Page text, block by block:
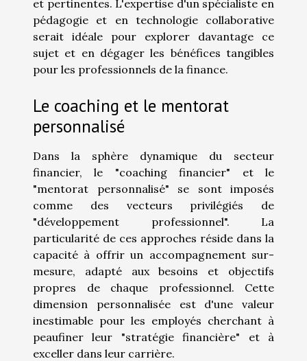
et pertinentes. L'expertise d'un spécialiste en
pédagogie et en technologie collaborative
serait idéale pour explorer davantage ce
sujet et en dégager les bénéfices tangibles
pour les professionnels de la finance.
Le coaching et le mentorat
personnalisé
Dans la sphère dynamique du secteur
financier, le "coaching financier" et le
"mentorat personnalisé" se sont imposés
comme des vecteurs privilégiés de
"développement professionnel". La
particularité de ces approches réside dans la
capacité à offrir un accompagnement sur-
mesure, adapté aux besoins et objectifs
propres de chaque professionnel. Cette
dimension personnalisée est d'une valeur
inestimable pour les employés cherchant à
peaufiner leur "stratégie financière" et à
exceller dans leur carrière.